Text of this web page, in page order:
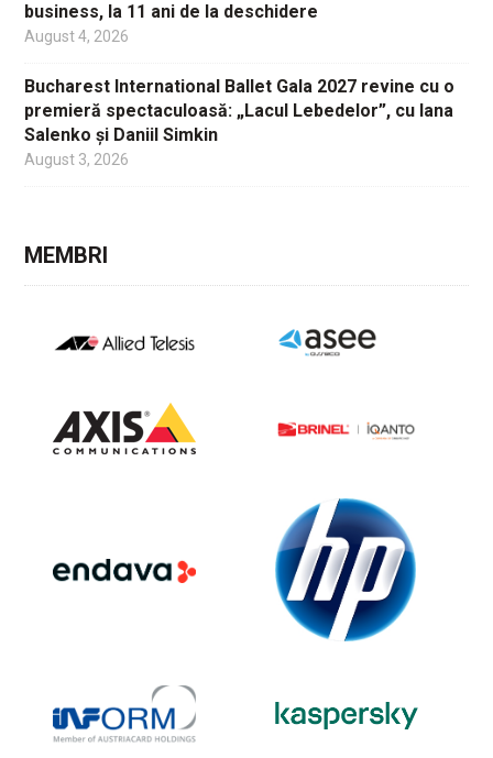
business, la 11 ani de la deschidere
August 4, 2026
Bucharest International Ballet Gala 2027 revine cu o
premieră spectaculoasă: „Lacul Lebedelor”, cu Iana
Salenko și Daniil Simkin
August 3, 2026
MEMBRI